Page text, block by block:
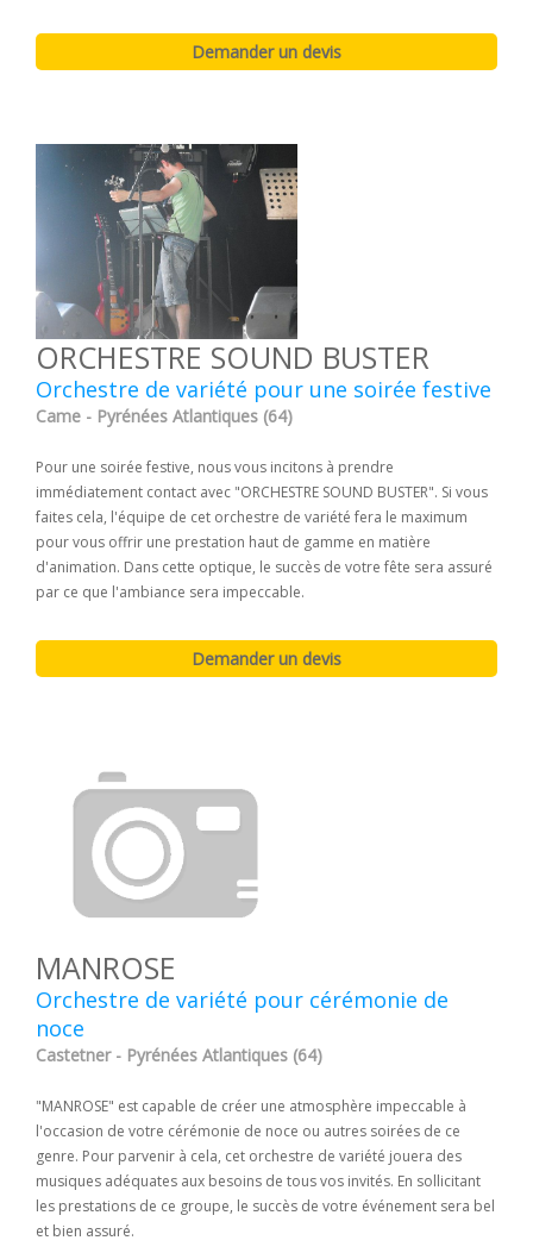
ORCHESTRE SOUND BUSTER
Orchestre de variété pour une soirée festive
Came - Pyrénées Atlantiques (64)
Pour une soirée festive, nous vous incitons à prendre
immédiatement contact avec "ORCHESTRE SOUND BUSTER". Si vous
faites cela, l'équipe de cet orchestre de variété fera le maximum
pour vous offrir une prestation haut de gamme en matière
d'animation. Dans cette optique, le succès de votre fête sera assuré
par ce que l'ambiance sera impeccable.
MANROSE
Orchestre de variété pour cérémonie de
noce
Castetner - Pyrénées Atlantiques (64)
"MANROSE" est capable de créer une atmosphère impeccable à
l'occasion de votre cérémonie de noce ou autres soirées de ce
genre. Pour parvenir à cela, cet orchestre de variété jouera des
musiques adéquates aux besoins de tous vos invités. En sollicitant
les prestations de ce groupe, le succès de votre événement sera bel
et bien assuré.